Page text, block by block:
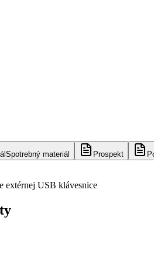
Spotrebný materiál Prospekt
extérnej USB klávesnice